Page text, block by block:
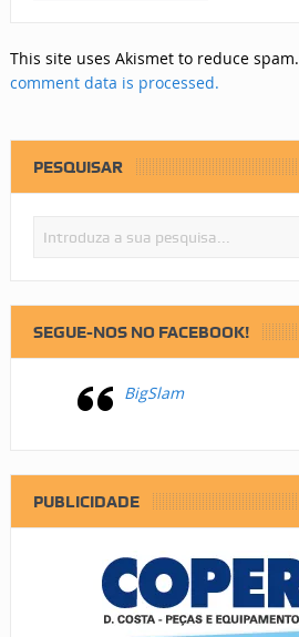
This site uses Akismet to reduce spam.
comment data is processed.
PESQUISAR
SEGUE-NOS NO FACEBOOK!
BigSlam
PUBLICIDADE